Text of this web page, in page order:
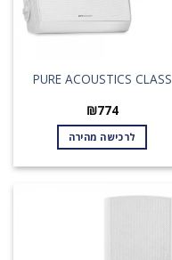
PURE ACOUSTICS CLASS
₪774
לרכישה מהירה